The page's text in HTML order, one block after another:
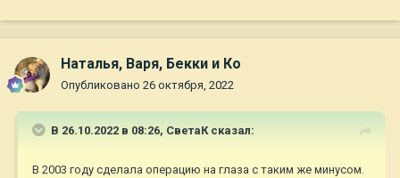
Наталья, Варя, Бекки и Ко
Опубликовано 26 октября, 2022
В 26.10.2022 в 08:26, СветаКсказал:
В 2003 году сделала операцию на глаза с таким же минусом.